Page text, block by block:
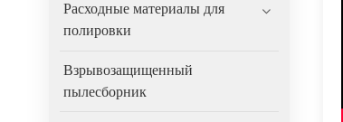
Расходные материалы для
полировки
Взрывозащищенный
пылесборник